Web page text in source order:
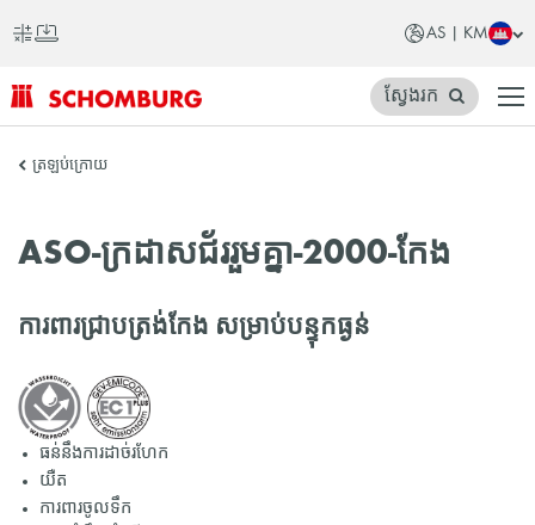
AS | KM
SCHOMBURG
ស្វែងរក
ត្រឡប់ក្រោយ
ASO-ក្រដាសជ័ររួមគ្នា-2000-កែង
ការពារជ្រាបត្រង់កែង សម្រាប់បន្ទុកធ្ងន់
ធន់នឹងការដាច់រហែក
យឺត
ការពារចូលទឹក